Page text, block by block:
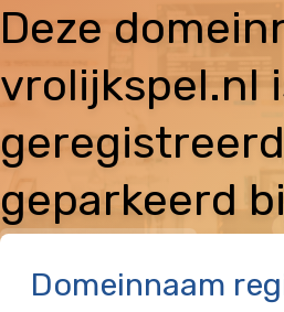
Deze
vrolijkspel.nl
geparkeerd
Domeinnaam